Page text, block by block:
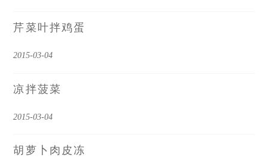
芹菜叶拌鸡蛋
2015-03-04
凉拌菠菜
2015-03-04
胡萝卜肉皮冻